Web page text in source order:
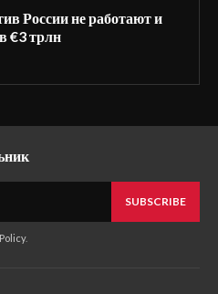
России не работают и
€3 трлн
SUBSCRIBE
.